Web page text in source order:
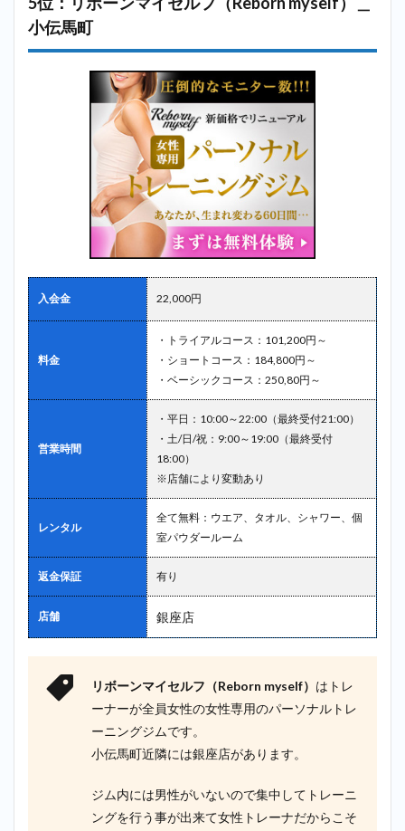
小伝馬町
入会金 22,000円
料金
・トライアルコース：101,200円～
・ショートコース：184,800円～
・ベーシックコース：250,80円～
営業時間
・平日：10:00～22:00（最終受付21:00）
・土/日/祝：9:00～19:00（最終受付
18:00）
※店舗により変動あり
レンタル
全て無料：ウエア、タオル、シャワー、個
室パウダールーム
返金保証 有り
店舗 銀座店
リボーンマイセルフ（Reborn myself） はトレ
ーナーが全員女性の女性専用のパーソナルトレ
ーニングジムです。
小伝馬町近隣には銀座店があります。
ジム内には男性がいないので集中してトレーニ
ングを行う事が出来て女性トレーナだからこそ